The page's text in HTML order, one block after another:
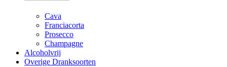
Cava
Franciacorta
Prosecco
Champagne
Alcoholvrij
Overige Dranksoorten